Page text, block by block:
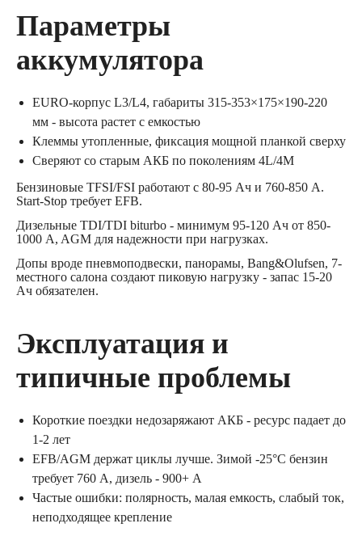
Параметры
аккумулятора
EURO-корпус L3/L4, габариты 315-353×175×190-220
мм - высота растет с емкостью
Клеммы утопленные, фиксация мощной планкой сверху
Сверяют со старым АКБ по поколениям 4L/4M
Бензиновые TFSI/FSI работают с 80-95 Ач и 760-850 A.
Start-Stop требует EFB.
Дизельные TDI/TDI biturbo - минимум 95-120 Ач от 850-
1000 A, AGM для надежности при нагрузках.
Допы вроде пневмоподвески, панорамы, Bang&Olufsen, 7-
местного салона создают пиковую нагрузку - запас 15-20
Ач обязателен.
Эксплуатация и
типичные проблемы
Короткие поездки недозаряжают АКБ - ресурс падает до
1-2 лет
EFB/AGM держат циклы лучше. Зимой -25°C бензин
требует 760 A, дизель - 900+ A
Частые ошибки: полярность, малая емкость, слабый ток,
неподходящее крепление